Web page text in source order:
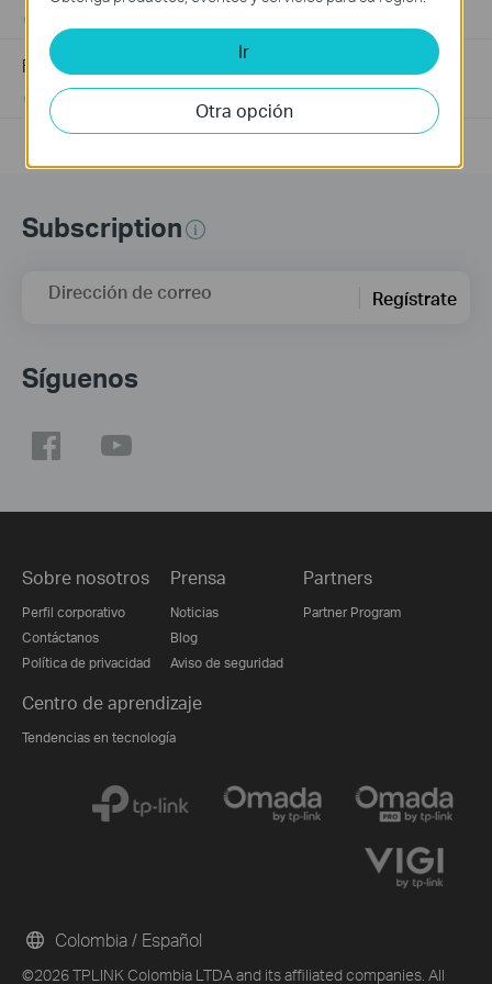
Frequently asked questions about Unmanaged Switch
07-23-2024
Subscription
Dirección de correo Regístrate
Síguenos
Sobre nosotros
Perfil corporativo
Contáctanos
Política de privacidad
Prensa
Noticias
Blog
Aviso de seguridad
Partners
Partner Program
Centro de aprendizaje
Tendencias en tecnología
©2026 TPLINK Colombia LTDA and its affiliated companies. All
Colombia / Español
Ir
Otra opción